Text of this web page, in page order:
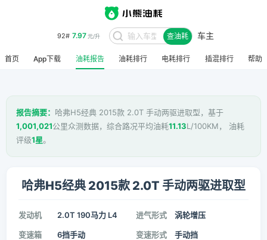
92# 7.97元/升 查油耗 车主
首页 App下载 油耗报告 油耗排行 电耗排行 插混排行 帮助
报告摘要： 哈弗H5经典 2015款 2.0T 手动两驱进取型，基于
1,001,021公里众测数据，综合路况平均油耗11.13L/100KM， 油耗
评级1星。
哈弗H5经典 2015款 2.0T 手动两驱进取型
发动机 2.0T 190马力 L4 进气形式 涡轮增压
变速箱 6挡手动 变速形式 手动挡